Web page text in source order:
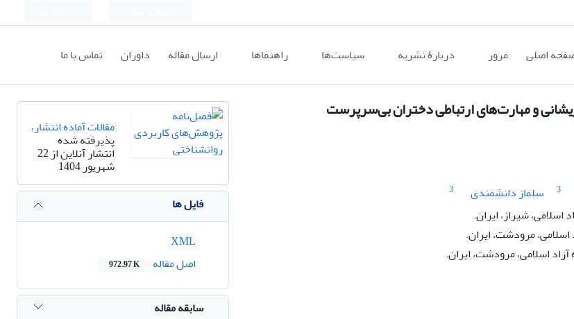
اصلی مرور دربارۀ نشریه سیاست‌ها راهنماها ارسال مقاله داوران تماس با ما
3 سلماز دانشمندی
3
شیراز، ایران.
مرودشت، ایران.
اسلامی، مرودشت، ایران.
مقالات آماده انتشار،
پذیرفته شده
انتشار آنلاین از 22
شهریور 1404
فایل ها
اصل مقاله
972.97 K
سابقه مقاله